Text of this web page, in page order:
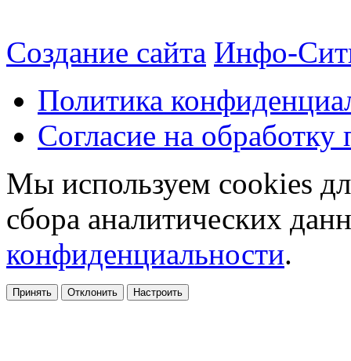
Создание сайта Инфо-
Политика
Согласие на
Мы используем cookies
сбора аналитических
конфиденциальности.
Принять Отклонить Настроить